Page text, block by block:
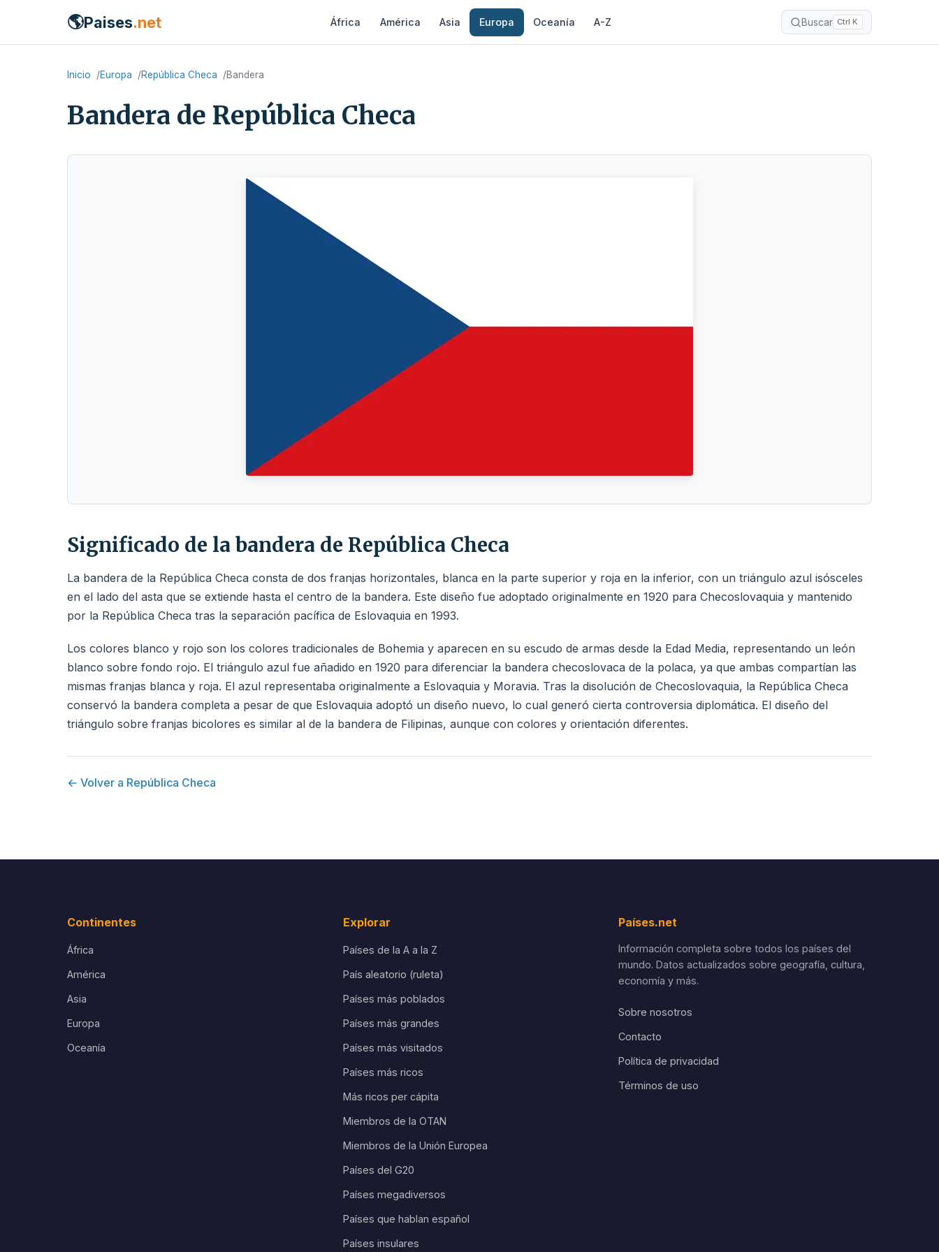
🌎Paises.net África América Asia Europa Oceanía A-Z Buscar Ctrl K
Inicio Europa República Checa Bandera
Bandera de República Checa
Significado de la bandera de República Checa
La bandera de la República Checa consta de dos franjas horizontales, blanca en la parte superior y roja en la inferior, con un triángulo azul isósceles
en el lado del asta que se extiende hasta el centro de la bandera. Este diseño fue adoptado originalmente en 1920 para Checoslovaquia y mantenido
por la República Checa tras la separación pacífica de Eslovaquia en 1993.
Los colores blanco y rojo son los colores tradicionales de Bohemia y aparecen en su escudo de armas desde la Edad Media, representando un león
blanco sobre fondo rojo. El triángulo azul fue añadido en 1920 para diferenciar la bandera checoslovaca de la polaca, ya que ambas compartían las
mismas franjas blanca y roja. El azul representaba originalmente a Eslovaquia y Moravia. Tras la disolución de Checoslovaquia, la República Checa
conservó la bandera completa a pesar de que Eslovaquia adoptó un diseño nuevo, lo cual generó cierta controversia diplomática. El diseño del
triángulo sobre franjas bicolores es similar al de la bandera de Filipinas, aunque con colores y orientación diferentes.
← Volver a República Checa
Continentes
África
América
Asia
Europa
Oceanía
Explorar
Países de la A a la Z
País aleatorio (ruleta)
Países más poblados
Países más grandes
Países más visitados
Países más ricos
Más ricos per cápita
Miembros de la OTAN
Miembros de la Unión Europea
Países del G20
Países megadiversos
Países que hablan español
Países insulares
Países.net
Información completa sobre todos los países del
mundo. Datos actualizados sobre geografía, cultura,
economía y más.
Sobre nosotros
Contacto
Política de privacidad
Términos de uso